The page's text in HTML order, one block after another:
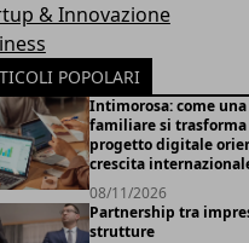
& Innovazione
POPOLARI
Intimorosa: come
familiare si
progetto digitale
crescita
08/11/2026
Partnership tra
strutture